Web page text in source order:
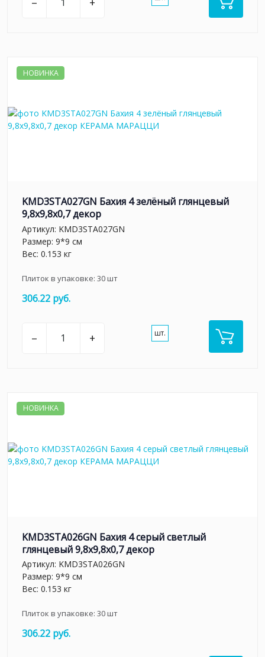
НОВИНКА
KMD3STA027GN Бахия 4 зелёный глянцевый
9,8x9,8x0,7 декор
Артикул: KMD3STA027GN
Размер: 9*9 см
Вес: 0.153 кг
Плиток в упаковке: 30шт
306.22 руб.
– + шт.
НОВИНКА
KMD3STA026GN Бахия 4 серый светлый
глянцевый 9,8x9,8x0,7 декор
Артикул: KMD3STA026GN
Размер: 9*9 см
Вес: 0.153 кг
Плиток в упаковке: 30шт
306.22 руб.